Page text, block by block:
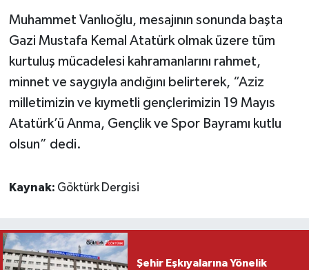
Muhammet Vanlıoğlu, mesajının sonunda başta
Gazi Mustafa Kemal Atatürk olmak üzere tüm
kurtuluş mücadelesi kahramanlarını rahmet,
minnet ve saygıyla andığını belirterek, “Aziz
milletimizin ve kıymetli gençlerimizin 19 Mayıs
Atatürk’ü Anma, Gençlik ve Spor Bayramı kutlu
olsun” dedi.
Kaynak: Göktürk Dergisi
Şehir Eşkıyalarına Yönelik